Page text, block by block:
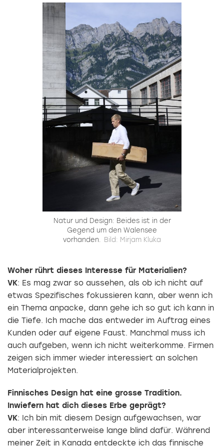
Natur und Design: Beides ist in der
Gegend um den Walensee
vorhanden. Bild: Mirjam Kluka
Woher rührt dieses Interesse für Materialien?
VK: Es mag zwar so aussehen, als ob ich nicht auf
etwas Spezifisches fokussieren kann, aber wenn ich
ein Thema anpacke, dann gehe ich so gut ich kann in
die Tiefe. Ich mache das entweder im Auftrag eines
Kunden oder auf eigene Faust. Manchmal muss ich
auch aufgeben, wenn ich nicht weiterkomme. Firmen
zeigen sich immer wieder interessiert an solchen
Materialprojekten.
Finnisches Design hat eine grosse Tradition.
Inwiefern hat dich dieses Erbe geprägt?
VK: Ich bin mit diesem Design aufgewachsen, war
aber interessanterweise lange blind dafür. Während
meiner Zeit in Kanada entdeckte ich das finnische